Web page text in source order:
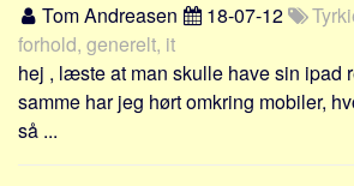
Grækenland
USA
Alle
Nøgleord
Tom Andreasen 18-07-12
forhold, generelt, it
hej , læste at man skulle have sin ipad
samme har jeg hørt omkring mobiler,
så ...